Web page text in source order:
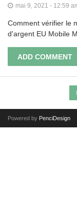
mai 9, 2021 - 12:59
Comment vérifier le
d'argent EU Mobile
ADD COMMENT
Powered by PenciDesign